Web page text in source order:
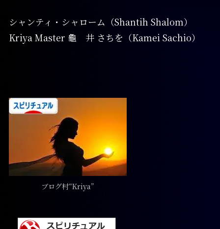
シャンティ・シャローム（Shantih Shalom）
Kriya Master 龜 井 さちを（Kamei Sachio）
ブログ村“Kriya”